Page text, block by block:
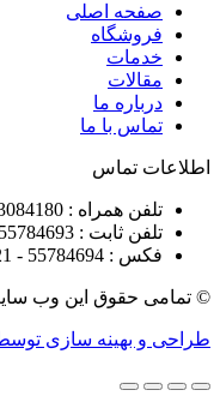
اصلی
ما
با ما
: 09123084180
: 55784693 - 021
این وب سایت متعلق
سازی توسط سئوکار